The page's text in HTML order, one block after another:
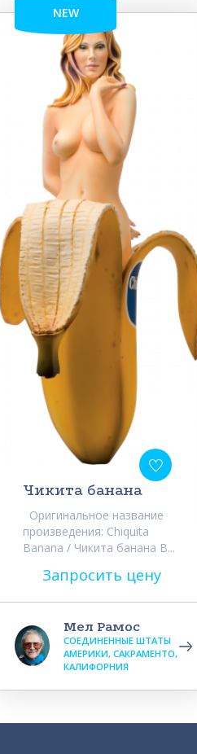
NEW
Чикита банана
Оригинальное название
произведения: Chiquita
Banana / Чикита банана В...
Запросить цену
Мел Рамос
СОЕДИНЕННЫЕ ШТАТЫ
АМЕРИКИ, САКРАМЕНТО,
КАЛИФОРНИЯ